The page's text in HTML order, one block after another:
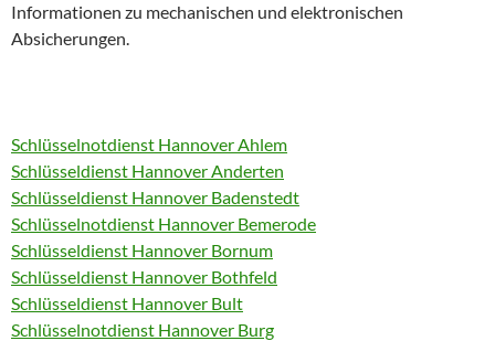
Informationen zu mechanischen und elektronischen
Absicherungen.
Schlüsselnotdienst Hannover Ahlem
Schlüsseldienst Hannover Anderten
Schlüsseldienst Hannover Badenstedt
Schlüsselnotdienst Hannover Bemerode
Schlüsseldienst Hannover Bornum
Schlüsseldienst Hannover Bothfeld
Schlüsseldienst Hannover Bult
Schlüsselnotdienst Hannover Burg